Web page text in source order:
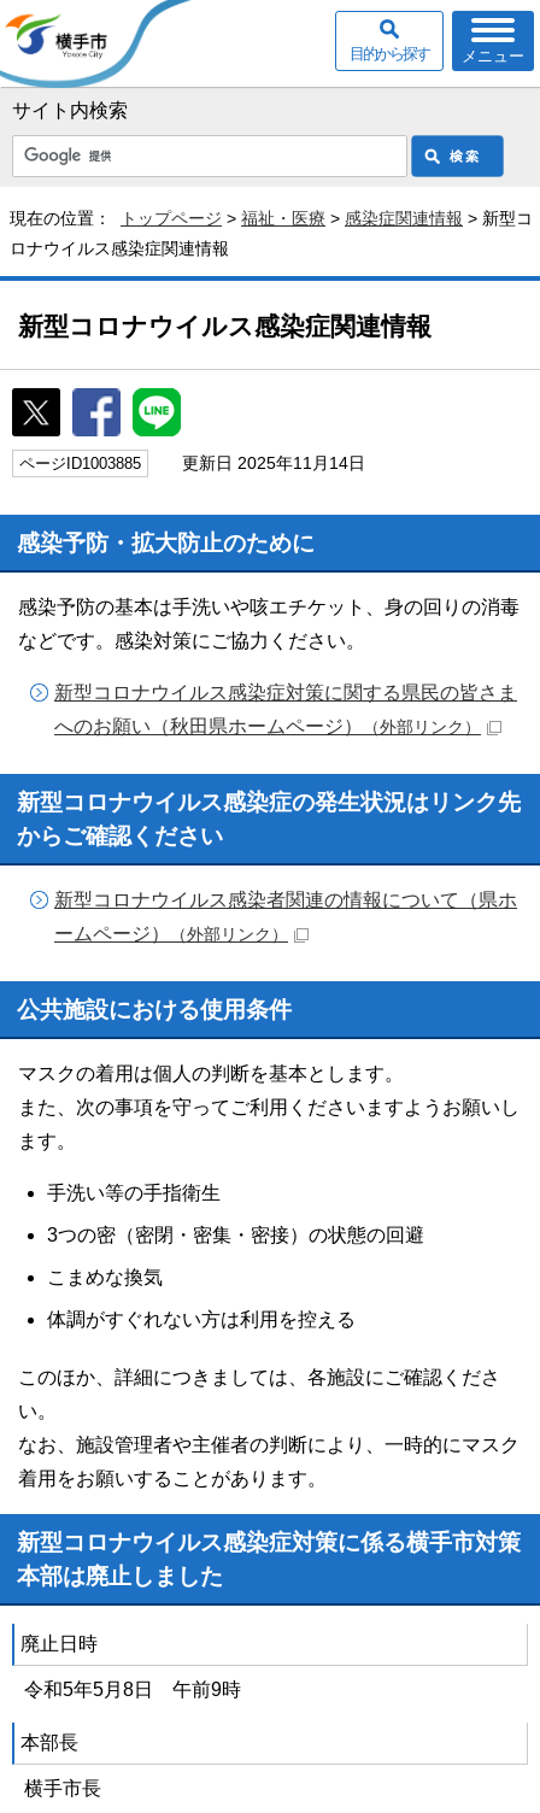
サイト内検索
メニュー
目的から探す
現在の位置： トップページ > 福祉・医療 > 感染症関連情報 > 新型コ
ロナウイルス感染症関連情報
新型コロナウイルス感染症関連情報
ページID1003885 更新日 2025年11月14日
感染予防・拡大防止のために
感染予防の基本は手洗いや咳エチケット、身の回りの消毒
などです。感染対策にご協力ください。
新型コロナウイルス感染症対策に関する県民の皆さま
へのお願い（秋田県ホームページ）
（外部リンク）
新型コロナウイルス感染症の発生状況はリンク先
からご確認ください
新型コロナウイルス感染者関連の情報について（県ホ
ームページ）
（外部リンク）
公共施設における使用条件
マスクの着用は個人の判断を基本とします。
また、次の事項を守ってご利用くださいますようお願いし
ます。
手洗い等の手指衛生
3つの密（密閉・密集・密接）の状態の回避
こまめな換気
体調がすぐれない方は利用を控える
このほか、詳細につきましては、各施設にご確認くださ
い。
なお、施設管理者や主催者の判断により、一時的にマスク
着用をお願いすることがあります。
新型コロナウイルス感染症対策に係る横手市対策
本部は廃止しました
廃止日時
令和5年5月8日 午前9時
本部長
横手市長